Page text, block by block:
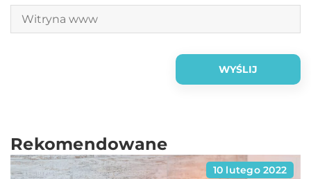
Rekomendowane
10 lutego 2022